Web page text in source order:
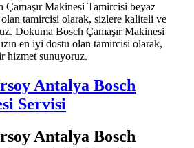
Makinesi Tamircisi beyaz
olan tamircisi olarak, sizlere kaliteli ve
Dokuma Bosch Çamaşır Makinesi
en iyi dostu olan tamircisi olarak,
hizmet sunuyoruz.
Antalya Bosch
Servisi
Antalya Bosch